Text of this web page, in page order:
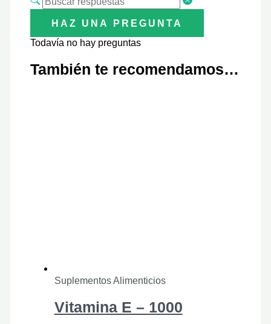
HAZ UNA PREGUNTA
Todavía no hay preguntas
También te recomendamos…
Suplementos Alimenticios
Vitamina E – 1000